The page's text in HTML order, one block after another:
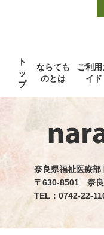
ト
ッ
プ
ならても
のとは
ご利用
イド
奈良県福祉医療部
〒630-8501 奈良
TEL：0742-22-